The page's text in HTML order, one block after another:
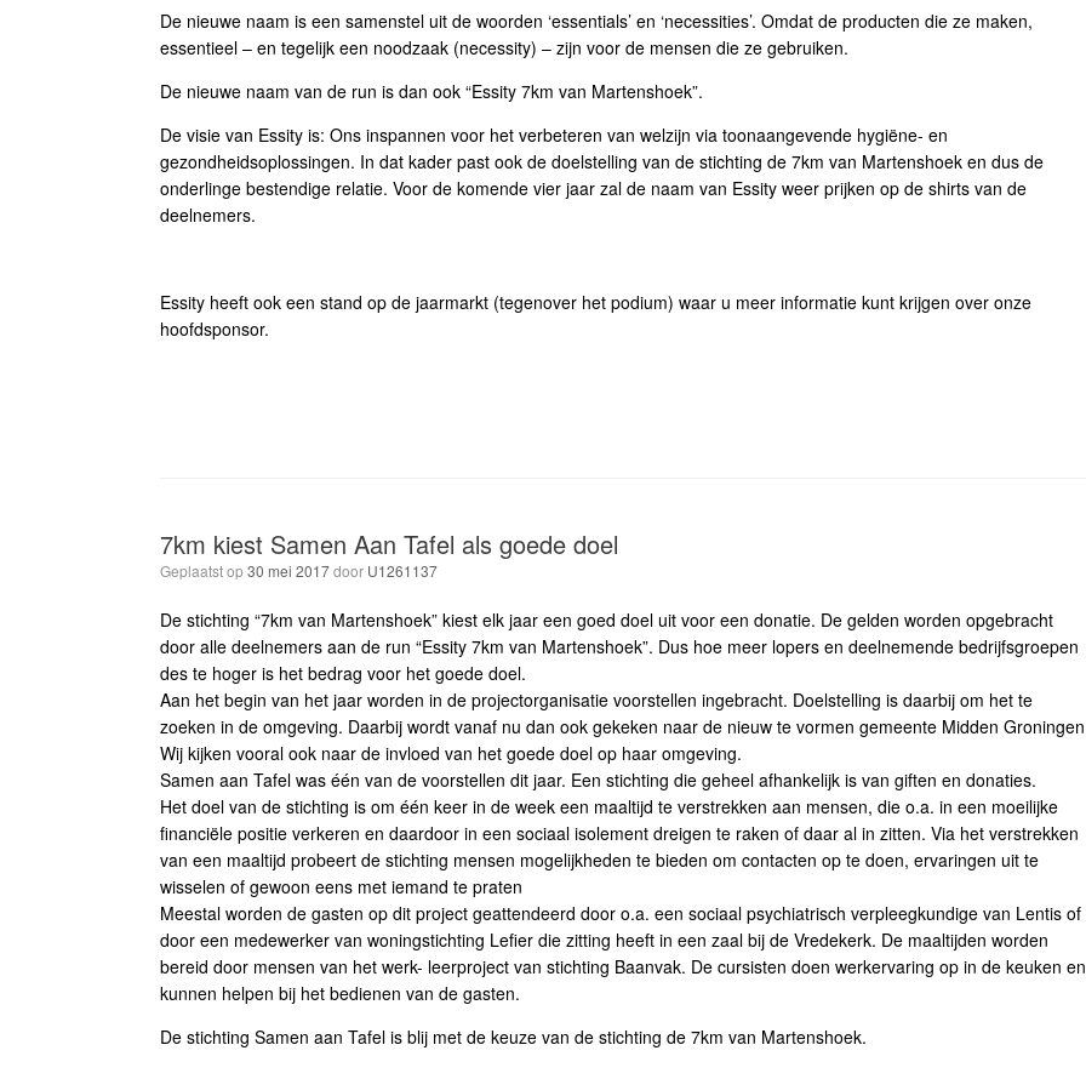
De nieuwe naam is een samenstel uit de woorden ‘essentials’ en ‘necessities’. Omdat de producten die ze maken,
essentieel – en tegelijk een noodzaak (necessity) – zijn voor de mensen die ze gebruiken.
De nieuwe naam van de run is dan ook “Essity 7km van Martenshoek”.
De visie van Essity is: Ons inspannen voor het verbeteren van welzijn via toonaangevende hygiëne- en
gezondheidsoplossingen. In dat kader past ook de doelstelling van de stichting de 7km van Martenshoek en dus de
onderlinge bestendige relatie. Voor de komende vier jaar zal de naam van Essity weer prijken op de shirts van de
deelnemers.
Essity heeft ook een stand op de jaarmarkt (tegenover het podium) waar u meer informatie kunt krijgen over onze
hoofdsponsor.
7km kiest Samen Aan Tafel als goede doel
Geplaatst op30 mei 2017door U1261137
De stichting “7km van Martenshoek” kiest elk jaar een goed doel uit voor een donatie. De gelden worden opgebracht
door alle deelnemers aan de run “Essity 7km van Martenshoek”. Dus hoe meer lopers en deelnemende bedrijfsgroepen
des te hoger is het bedrag voor het goede doel.
Aan het begin van het jaar worden in de projectorganisatie voorstellen ingebracht. Doelstelling is daarbij om het te
zoeken in de omgeving. Daarbij wordt vanaf nu dan ook gekeken naar de nieuw te vormen gemeente Midden
Wij kijken vooral ook naar de invloed van het goede doel op haar omgeving.
Samen aan Tafel was één van de voorstellen dit jaar. Een stichting die geheel afhankelijk is van giften en donaties.
Het doel van de stichting is om één keer in de week een maaltijd te verstrekken aan mensen, die o.a. in een moeilijke
financiële positie verkeren en daardoor in een sociaal isolement dreigen te raken of daar al in zitten. Via het verstrekken
van een maaltijd probeert de stichting mensen mogelijkheden te bieden om contacten op te doen, ervaringen uit te
wisselen of gewoon eens met iemand te praten
Meestal worden de gasten op dit project geattendeerd door o.a. een sociaal psychiatrisch verpleegkundige van Lentis of
door een medewerker van woningstichting Lefier die zitting heeft in een zaal bij de Vredekerk. De maaltijden worden
bereid door mensen van het werk- leerproject van stichting Baanvak. De cursisten doen werkervaring op in de keuken en
kunnen helpen bij het bedienen van de gasten.
De stichting Samen aan Tafel is blij met de keuze van de stichting de 7km van Martenshoek.